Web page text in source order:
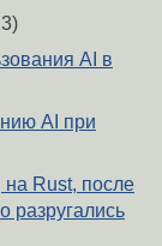
AI в
AI при
Rust, после
разругались